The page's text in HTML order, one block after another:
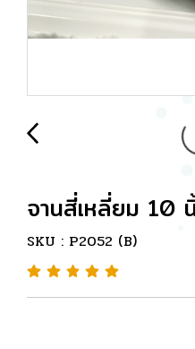
จานสี่เหลี่ยม 10
SKU : P2052 (B)